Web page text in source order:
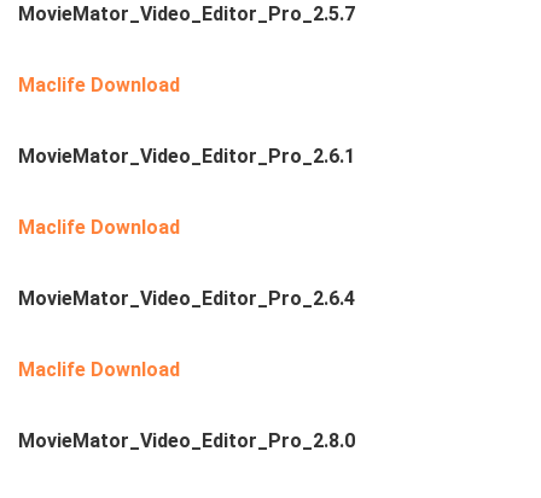
MovieMator_Video_Editor_Pro_2.5.7
Maclife Download
MovieMator_Video_Editor_Pro_2.6.1
Maclife Download
MovieMator_Video_Editor_Pro_2.6.4
Maclife Download
MovieMator_Video_Editor_Pro_2.8.0